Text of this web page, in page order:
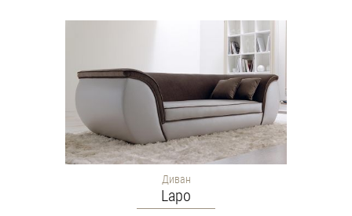
Диван
Lapo